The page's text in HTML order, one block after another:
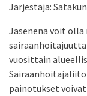
Järjestäjä:
Jäsenenä voit olla
vuosittain
painotukset